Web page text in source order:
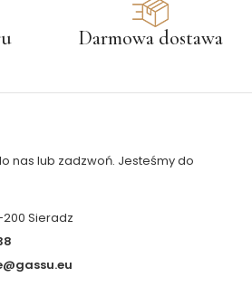
Darmowa dostawa
nas lub zadzwoń. Jesteśmy do
Sieradz